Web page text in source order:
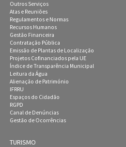
Outros Serviços
Atas e Reuniões
Regulamentos e Normas
Recursos Humanos
Gestão Financeira
Contratação Pública
Emissão de Plantas de Localização
Projetos Cofinanciados pela UE
Índice de Transparência Municipal
Leitura da Água
Alienação de Património
IFRRU
Espaços do Cidadão
RGPD
Canal de Denúncias
Gestão de Ocorrências
TURISMO